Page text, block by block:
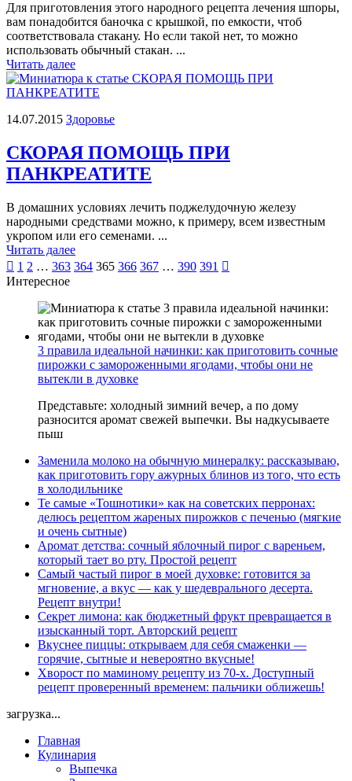
Для приготовления этого народного рецепта лечения шпоры,
вам понадобится баночка с крышкой, по емкости, чтоб
соответствовала стакану. Но если такой нет, то можно
использовать обычный стакан. ...
Читать далее
14.07.2015 Здоровье
СКОРАЯ ПОМОЩЬ ПРИ
ПАНКРЕАТИТЕ
В домашних условиях лечить поджелудочную железу
народными средствами можно, к примеру, всем известным
укропом или его семенами. ...
Читать далее
Пагинация
записей
 1 2 … 363 364 365 366 367 … 390 391 
Интересное
3 правила идеальной начинки: как приготовить сочные
пирожки с замороженными ягодами, чтобы они не
вытекли в духовке
Представьте: холодный зимний вечер, а по дому
разносится аромат свежей выпечки. Вы надкусываете
пыш
Заменила молоко на обычную минералку: рассказываю,
как приготовить гору ажурных блинов из того, что есть
в холодильнике
Те самые «Тошнотики» как на советских перронах:
делюсь рецептом жареных пирожков с печенью (мягкие
и очень сытные)
Аромат детства: сочный яблочный пирог с вареньем,
который тает во рту. Простой рецепт
Самый частый пирог в моей духовке: готовится за
мгновение, а вкус — как у шедеврального десерта.
Рецепт внутри!
Секрет лимона: как бюджетный фрукт превращается в
изысканный торт. Авторский рецепт
Вкуснее пиццы: открываем для себя смаженки —
горячие, сытные и невероятно вкусные!
Хворост по маминому рецепту из 70-х. Доступный
рецепт проверенный временем: пальчики оближешь!
загрузка...
Главная
Кулинария
Выпечка